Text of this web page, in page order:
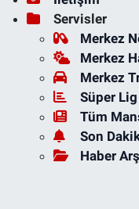
Servisler
Merkez
Merkez
Merkez
Süper
Tüm
Son
Haber